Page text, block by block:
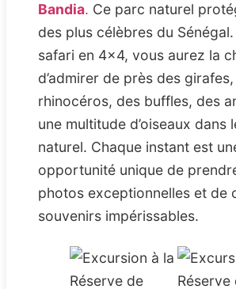
Bandia. Ce parc naturel
des plus célèbres du Sénégal.
safari en 4×4, vous aurez la
d’admirer de près des
rhinocéros, des buffles, des
une multitude d’oiseaux dans
naturel. Chaque instant est
opportunité unique de
photos exceptionnelles et de
souvenirs impérissables.